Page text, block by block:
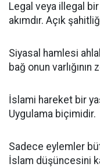
Legal veya illegal
akımdır. Açık
Siyasal hamlesi
bağ onun
İslami hareket bir
Uygulama biçimidir.
Sadece eylemler
İslam düşüncesini